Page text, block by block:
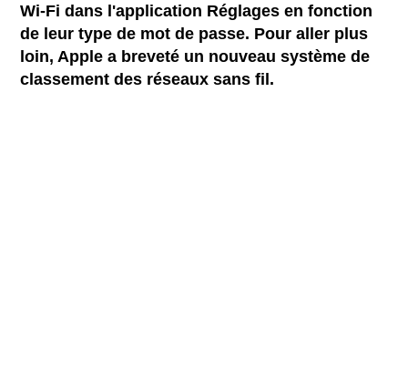
Wi-Fi dans l'application Réglages en fonction
de leur type de mot de passe. Pour aller plus
loin, Apple a breveté un nouveau système de
classement des réseaux sans fil.